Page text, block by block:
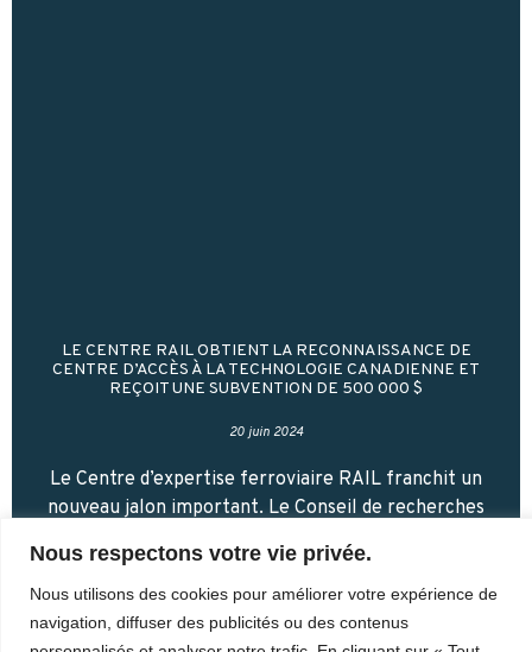
Nous respectons votre vie privée.
Nous utilisons des cookies pour améliorer votre expérience de
navigation, diffuser des publicités ou des contenus
LE CENTRE RAIL OBTIENT LA RECONNAISSANCE DE
CENTRE D’ACCÈS À LA TECHNOLOGIE CANADIENNE ET
REÇOIT UNE SUBVENTION DE 500 000 $
20 juin 2024
Le Centre d’expertise ferroviaire RAIL franchit un
nouveau jalon important. Le Conseil de recherches
(CRSNG) octroie la reconnaissance de Centre
d’accès à